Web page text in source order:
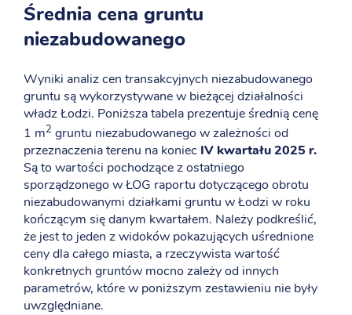
Średnia cena gruntu
niezabudowanego
Wyniki analiz cen transakcyjnych niezabudowanego
gruntu są wykorzystywane w bieżącej działalności
władz Łodzi. Poniższa tabela prezentuje średnią cenę
1 m2 gruntu niezabudowanego w zależności od
przeznaczenia terenu na koniec IV kwartału 2025 r.
Są to wartości pochodzące z ostatniego
sporządzonego w ŁOG raportu dotyczącego obrotu
niezabudowanymi działkami gruntu w Łodzi w roku
kończącym się danym kwartałem. Należy podkreślić,
że jest to jeden z widoków pokazujących uśrednione
ceny dla całego miasta, a rzeczywista wartość
konkretnych gruntów mocno zależy od innych
parametrów, które w poniższym zestawieniu nie były
uwzględniane.